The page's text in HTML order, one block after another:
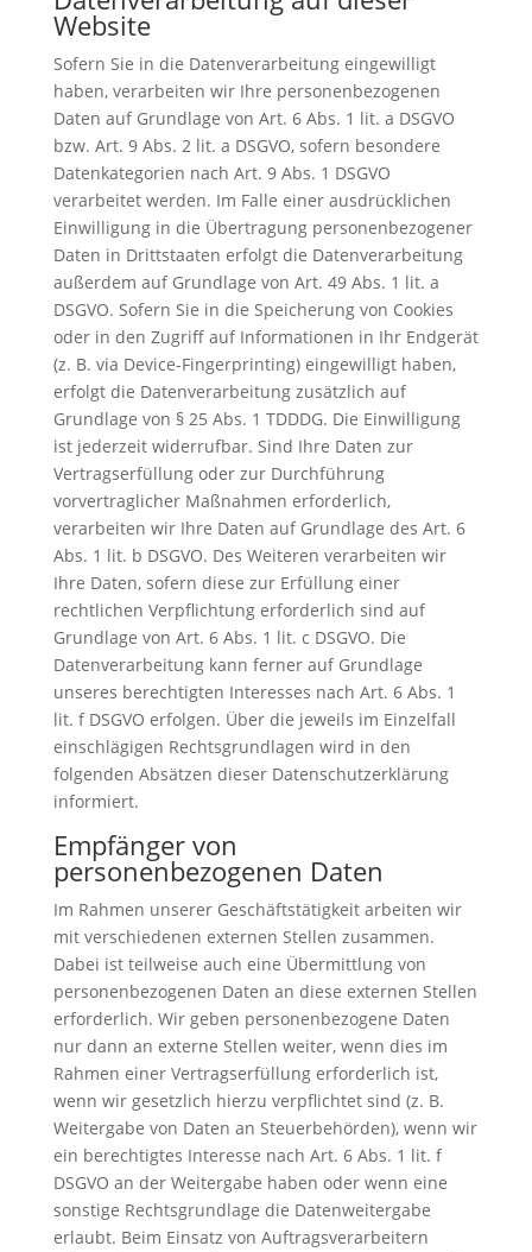
Website
Sofern Sie in die Datenverarbeitung eingewilligt
haben, verarbeiten wir Ihre personenbezogenen
Daten auf Grundlage von Art. 6 Abs. 1 lit. a DSGVO
bzw. Art. 9 Abs. 2 lit. a DSGVO, sofern besondere
Datenkategorien nach Art. 9 Abs. 1 DSGVO
verarbeitet werden. Im Falle einer ausdrücklichen
Einwilligung in die Übertragung personenbezogener
Daten in Drittstaaten erfolgt die Datenverarbeitung
außerdem auf Grundlage von Art. 49 Abs. 1 lit. a
DSGVO. Sofern Sie in die Speicherung von Cookies
oder in den Zugriff auf Informationen in Ihr Endgerät
(z. B. via Device-Fingerprinting) eingewilligt haben,
erfolgt die Datenverarbeitung zusätzlich auf
Grundlage von § 25 Abs. 1 TDDDG. Die Einwilligung
ist jederzeit widerrufbar. Sind Ihre Daten zur
Vertragserfüllung oder zur Durchführung
vorvertraglicher Maßnahmen erforderlich,
verarbeiten wir Ihre Daten auf Grundlage des Art. 6
Abs. 1 lit. b DSGVO. Des Weiteren verarbeiten wir
Ihre Daten, sofern diese zur Erfüllung einer
rechtlichen Verpflichtung erforderlich sind auf
Grundlage von Art. 6 Abs. 1 lit. c DSGVO. Die
Datenverarbeitung kann ferner auf Grundlage
unseres berechtigten Interesses nach Art. 6 Abs. 1
lit. f DSGVO erfolgen. Über die jeweils im Einzelfall
einschlägigen Rechtsgrundlagen wird in den
folgenden Absätzen dieser Datenschutzerklärung
informiert.
Empfänger von
personenbezogenen Daten
Im Rahmen unserer Geschäftstätigkeit arbeiten wir
mit verschiedenen externen Stellen zusammen.
Dabei ist teilweise auch eine Übermittlung von
personenbezogenen Daten an diese externen Stellen
erforderlich. Wir geben personenbezogene Daten
nur dann an externe Stellen weiter, wenn dies im
Rahmen einer Vertragserfüllung erforderlich ist,
wenn wir gesetzlich hierzu verpflichtet sind (z. B.
Weitergabe von Daten an Steuerbehörden), wenn wir
ein berechtigtes Interesse nach Art. 6 Abs. 1 lit. f
DSGVO an der Weitergabe haben oder wenn eine
sonstige Rechtsgrundlage die Datenweitergabe
erlaubt. Beim Einsatz von Auftragsverarbeitern